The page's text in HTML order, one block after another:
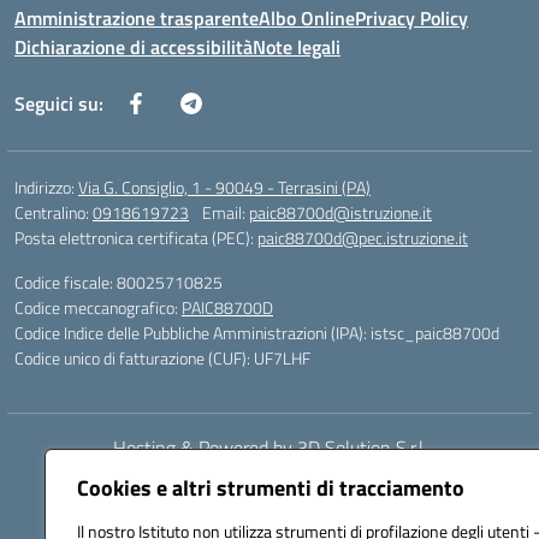
Cookies e altri strumenti di tracciamento
Il nostro Istituto non utilizza strumenti di profilazione degli utenti -
Amministrazione trasparenteAlbo OnlinePrivacy Policy
Dichiarazione di accessibilitàNote legali
Seguici su:
Indirizzo:Via G. Consiglio, 1 - 90049 - Terrasini (PA)
Centralino:0918619723 Email: paic88700d@istruzione.it
Posta elettronica certificata (PEC): paic88700d@pec.istruzione.it
Codice fiscale: 80025710825
Codice meccanografico: PAIC88700D
Codice Indice delle Pubbliche Amministrazioni (IPA): istsc_paic88700d
Codice unico di fatturazione (CUF): UF7LHF
Hosting & Powered by 3D Solution S.r.l.
Concept & Design by Designers Italia